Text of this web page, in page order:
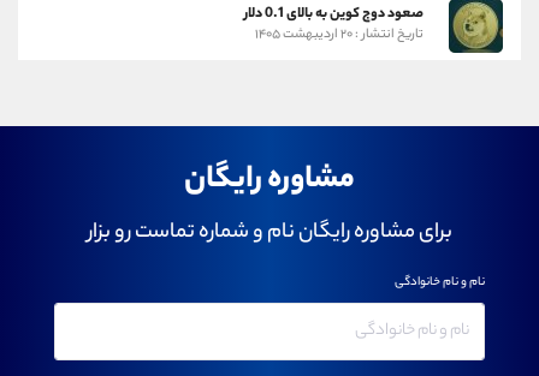
صعود دوج کوین به بالای 0.1 دلار
تاریخ انتشار : ۲۰ اردیبهشت ۱۴۰۵
مشاوره رایگان
برای مشاوره رایگان نام و شماره تماست رو بزار
نام و نام خانوادگی